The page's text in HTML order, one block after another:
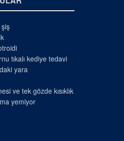
tıkalı kediye tedavi
yara
ve tek gözde kısıklık
yemiyor